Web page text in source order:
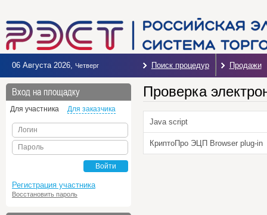
06 Августа 2026, Четверг Поиск процедур Продажи
Вход на площадку
Для участника Для заказчика
Логин
Пароль
Войти
Регистрация участника
Восстановить пароль
Проверка
Java script
КриптоПро ЭЦП Browser plug-in